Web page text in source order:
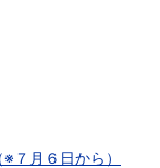
７月６日から）